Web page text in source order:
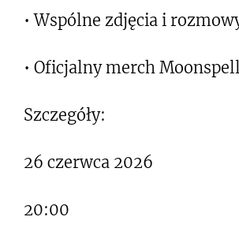
• Wspólne zdjęcia i
• Oficjalny merch Moonspell
Szczegóły:
26 czerwca 2026
20:00